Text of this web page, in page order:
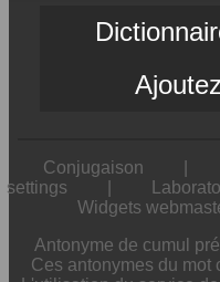
Conjugaison
settings
Widgets
Antonyme de cumul
Ces antonymes du mot